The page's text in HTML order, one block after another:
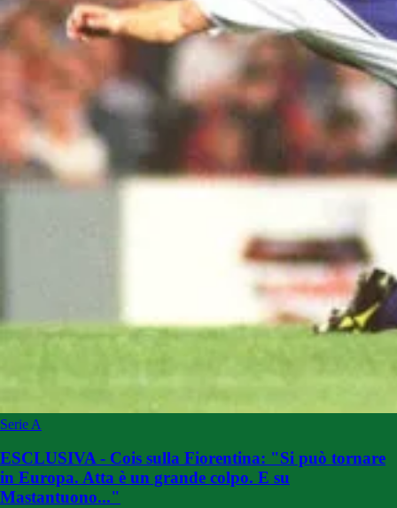
Serie A
ESCLUSIVA - Cois sulla Fiorentina: "Si può tornare
in Europa. Atta è un grande colpo. E su
Mastantuono..."